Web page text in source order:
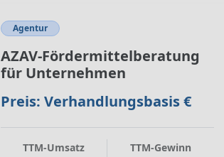
Agentur
AZAV-Fördermittelberatung
für Unternehmen
Preis: Verhandlungsbasis €
TTM-Umsatz TTM-Gewinn